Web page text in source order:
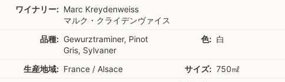
ワイナリー: Marc Kreydenweiss
マルク・クライデンヴァイス
品種: Gewurztraminer, Pinot
Gris, Sylvaner
色: 白
生産地域: France / Alsace サイズ: 750㎖